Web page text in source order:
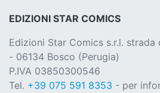
EDIZIONI STAR COMICS
Edizioni Star Comics s.r.l. strada
- 06134 Bosco (Perugia)
P.IVA 03850300546
Tel. +39 075 591 8353 - per